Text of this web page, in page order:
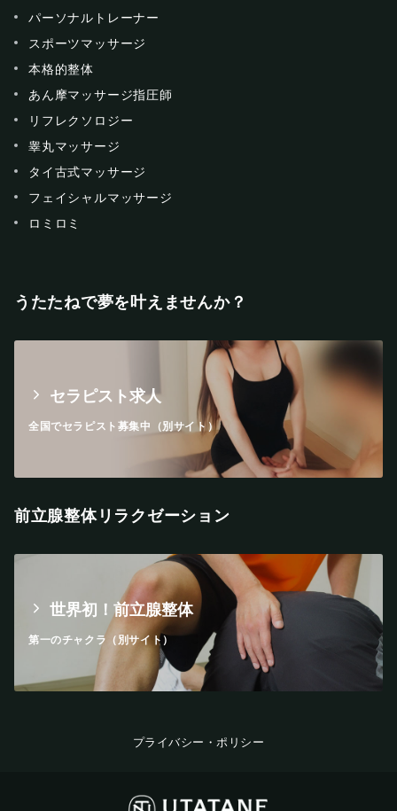
パーソナルトレーナー
スポーツマッサージ
本格的整体
あん摩マッサージ指圧師
リフレクソロジー
睾丸マッサージ
タイ古式マッサージ
フェイシャルマッサージ
ロミロミ
うたたねで夢を叶えませんか？
セラピスト求人
全国でセラピスト募集中（別サイト）
前立腺整体リラクゼーション
世界初！前立腺整体
第一のチャクラ（別サイト）
プライバシー・ポリシー